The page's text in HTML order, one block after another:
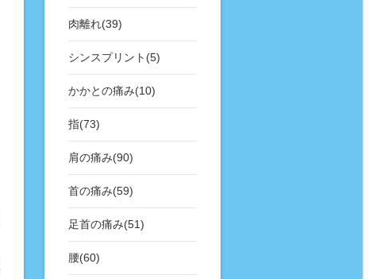
肉離れ(39)
シンスプリント(5)
かかとの痛み(10)
指(73)
肩の痛み(90)
首の痛み(59)
足首の痛み(51)
腰(60)